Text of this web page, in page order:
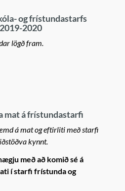
og frístundastarfs
2020
lögð fram.
mat á frístundastarfi
á mat og eftirliti með starfi
kynnt.
með að komið sé á
í starfi frístunda og